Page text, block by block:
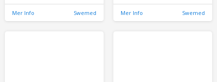
Mer Info Swemed Mer Info Swemed